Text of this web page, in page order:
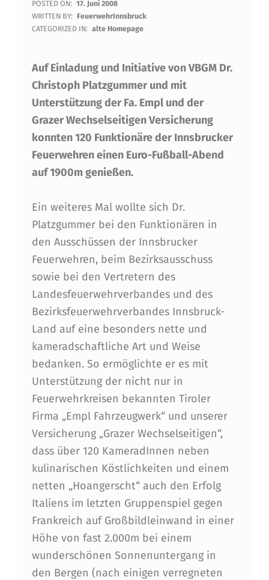
F
U
B
A
L
L
-
E
R
L
E
B
N
I
S
A
U
F
1
9
0
0
M
POSTED ON: 17. Juni 2008
WRITTEN BY: FeuerwehrInnsbruck
CATEGORIZED IN: alte Homepage
Auf Einladung und Initiative von VBGM Dr.
Christoph Platzgummer und mit
Unterstützung der Fa. Empl und der
Grazer Wechselseitigen Versicherung
konnten 120 Funktionäre der Innsbrucker
Feuerwehren einen Euro-Fußball-Abend
auf 1900m genießen.
Ein weiteres Mal wollte sich Dr.
Platzgummer bei den Funktionären in
den Ausschüssen der Innsbrucker
Feuerwehren, beim Bezirksausschuss
sowie bei den Vertretern des
Landesfeuerwehrverbandes und des
Bezirksfeuerwehrverbandes Innsbruck-
Land auf eine besonders nette und
kameradschaftliche Art und Weise
bedanken. So ermöglichte er es mit
Unterstützung der nicht nur in
Feuerwehrkreisen bekannten Tiroler
Firma „Empl Fahrzeugwerk“ und unserer
Versicherung „Grazer Wechselseitigen“,
dass über 120 KameradInnen neben
kulinarischen Köstlichkeiten und einem
netten „Hoangerscht“ auch den Erfolg
Italiens im letzten Gruppenspiel gegen
Frankreich auf Großbildleinwand in einer
Höhe von fast 2.000m bei einem
wunderschönen Sonnenuntergang in
den Bergen (nach einigen verregneten